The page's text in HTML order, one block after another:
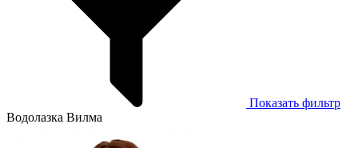
Показать фильтр
Водолазка Вилма